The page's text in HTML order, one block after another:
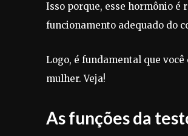
Isso porque, esse hormônio é
funcionamento adequado do
Logo, é fundamental que
mulher. Veja!
As funções da